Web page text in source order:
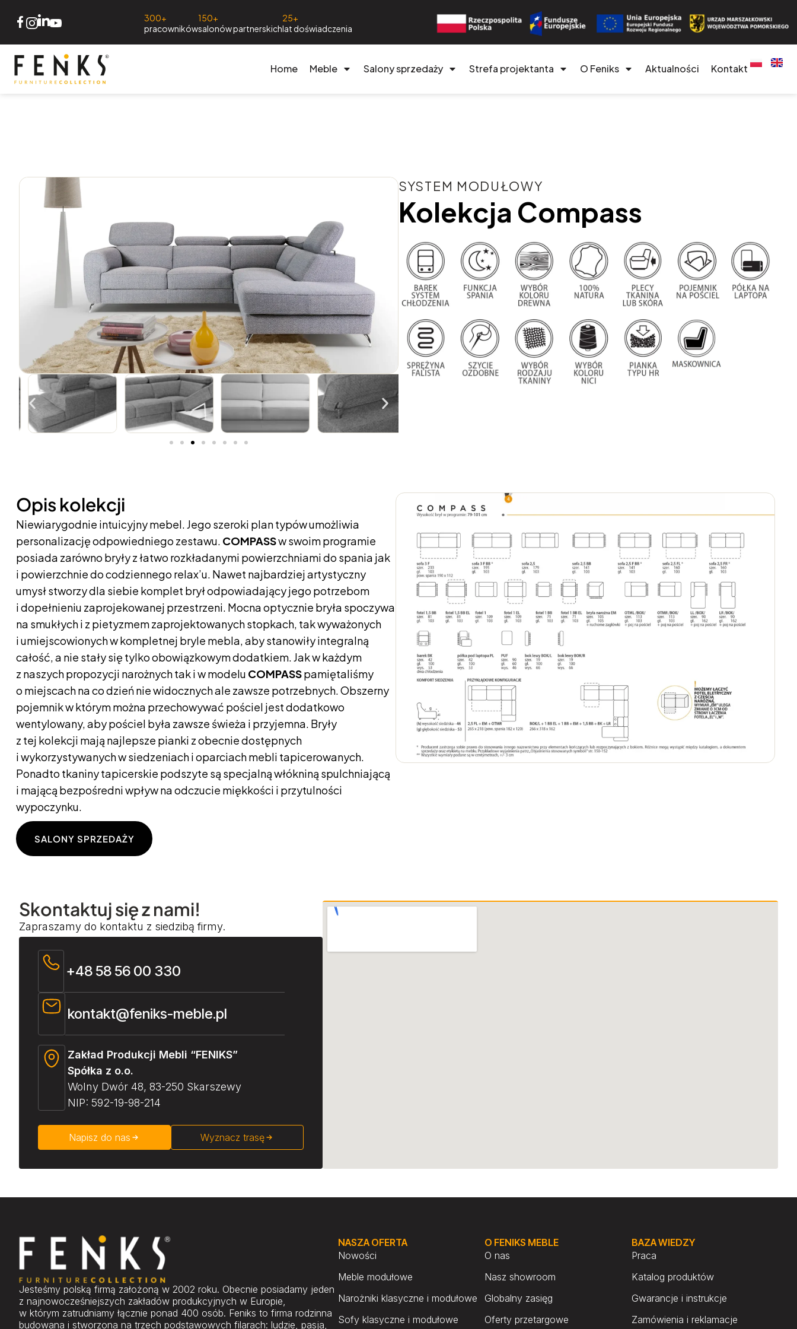
300+
pracowników
150+
salonów partnerskich
25+
lat doświadczenia
Home Meble Salony sprzedaży Strefa projektanta O Feniks Aktualności Kontakt
SYSTEM MODUŁOWY
Kolekcja Compass
Opis kolekcji
Niewiarygodnie intuicyjny mebel. Jego szeroki plan typów umożliwia
personalizację odpowiedniego zestawu. COMPASSw swoim programie
posiada zarówno bryły z łatwo rozkładanymi powierzchniami do spania jak
i powierzchnie do codziennego relax’u. Nawet najbardziej artystyczny
umysł stworzy dla siebie komplet brył odpowiadający jego potrzebom
i dopełnieniu zaprojekowanej przestrzeni. Mocna optycznie bryła spoczywa
na smukłych i z pietyzmem zaprojektowanych stopkach, tak wyważonych
i umiejscowionych w kompletnej bryle mebla, aby stanowiły integralną
całość, a nie stały się tylko obowiązkowym dodatkiem. Jak w każdym
z naszych propozycji narożnych tak i w modelu COMPASSpamiętaliśmy
o miejscach na co dzień nie widocznych ale zawsze potrzebnych. Obszerny
pojemnik w którym można przechowywać pościel jest dodatkowo
wentylowany, aby pościel była zawsze świeża i przyjemna. Bryły
z tej kolekcji mają najlepsze pianki z obecnie dostępnych
i wykorzystywanych w siedzeniach i oparciach mebli tapicerowanych.
Ponadto tkaniny tapicerskie podszyte są specjalną włókniną spulchniającą
i mającą bezpośredni wpływ na odczucie miękkości i przytulności
wypoczynku.
SALONY SPRZEDAŻY
Skontaktuj się z nami!
Zapraszamy do kontaktu z siedzibą firmy.
+48 58 56 00 330
kontakt@feniks-meble.pl
Zakład Produkcji Mebli “FENIKS”
Spółka z o.o.
Wolny Dwór 48, 83-250 Skarszewy
NIP: 592-19-98-214
Napisz do nas Wyznacz trasę
Jesteśmy polską firmą założoną w 2002 roku. Obecnie posiadamy jeden
z najnowocześniejszych zakładów produkcyjnych w Europie,
w którym zatrudniamy łącznie ponad 400 osób. Feniks to firma rodzinna
budowana i stworzona na trzech podstawowych filarach: ludzie, pasja,
NASZA OFERTA
Nowości
Meble modułowe
Narożniki klasyczne i modułowe
Sofy klasyczne i modułowe
O FENIKS MEBLE
O nas
Nasz showroom
Globalny zasięg
Oferty przetargowe
BAZA WIEDZY
Praca
Katalog produktów
Gwarancje i instrukcje
Zamówienia i reklamacje